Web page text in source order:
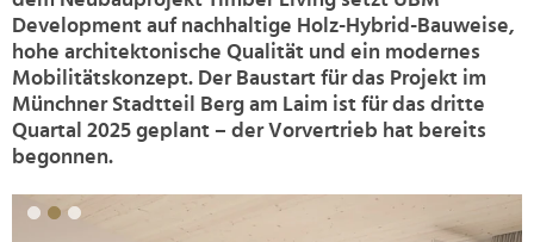
Development auf nachhaltige Holz-Hybrid-Bauweise,
hohe architektonische Qualität und ein modernes
Mobilitätskonzept. Der Baustart für das Projekt im
Münchner Stadtteil Berg am Laim ist für das dritte
Quartal 2025 geplant – der Vorvertrieb hat bereits
begonnen.